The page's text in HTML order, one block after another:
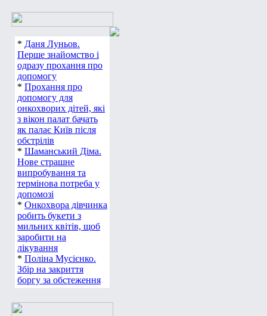
* Даня Луньов.
Перше знайомство і
одразу прохання про
допомогу
* Прохання про
допомогу для
онкохворих дітей, які
з вікон палат бачать
як палає Київ після
обстрілів
* Шаманський Діма.
Нове страшне
випробування та
термінова потреба у
допомозі
* Онкохвора дівчинка
робить букети з
мильних квітів, щоб
заробити на
лікування
* Поліна Мусієнко.
Збір на закриття
боргу за обстеження